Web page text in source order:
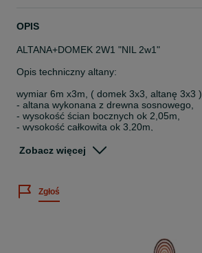
OPIS
ALTANA+DOMEK 2W1 "NIL 2w1"
Opis techniczny altany:
wymiar 6m x3m, ( domek 3x3, altanę 3x3 )
- altana wykonana z drewna sosnowego,
- wysokość ścian bocznych ok 2,05m,
- wysokość całkowita ok 3,20m,
- kompletny produkt (bez podłogi)
- dach pokryty gontem bitumicznym
Zobacz więcej
Zgłoś